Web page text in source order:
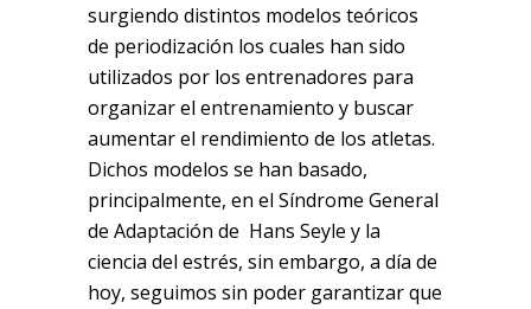
surgiendo distintos modelos teóricos
de periodización los cuales han sido
utilizados por los entrenadores para
organizar el entrenamiento y buscar
aumentar el rendimiento de los atletas.
Dichos modelos se han basado,
principalmente, en el Síndrome General
de Adaptación de Hans Seyle y la
ciencia del estrés, sin embargo, a día de
hoy, seguimos sin poder garantizar que